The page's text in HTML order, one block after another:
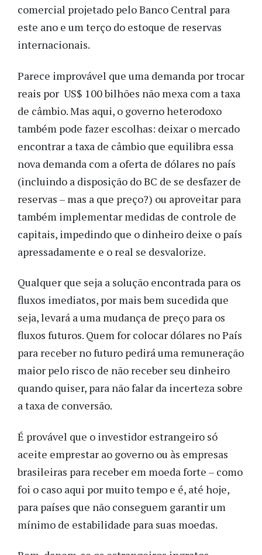
comercial projetado pelo Banco Central para
este ano e um terço do estoque de reservas
internacionais.
Parece improvável que uma demanda portrocar
reais por US$ 100 bilhões não mexa com a taxa
de câmbio. Mas aqui, o governo heterodoxo
também pode fazer escolhas: deixar o mercado
encontrar a taxa de câmbio que equilibra essa
nova demanda com a oferta de dólares no país
(incluindo a disposição do BC de se desfazer de
reservas – mas a que preço?) ou aproveitar para
também implementar medidas de controle de
capitais, impedindo que o dinheiro deixe o país
apressadamente e o real se desvalorize.
Qualquer que seja a solução encontrada para os
fluxos imediatos, por mais bem sucedida que
seja,levará a uma mudança de preço para os
fluxos futuros. Quem for colocar dólares no País
para receber no futuro pedirá uma remuneração
maior pelo risco de não receber seu dinheiro
quando quiser, para não falar da incerteza sobre
a taxa de conversão.
É provável que o investidor estrangeiro só
aceite emprestar ao governo ou às empresas
brasileiras para receber em moeda forte – como
foi o caso aqui por muito tempo e é, até hoje,
para países que não conseguem garantir um
mínimo de estabilidade para suas moedas.